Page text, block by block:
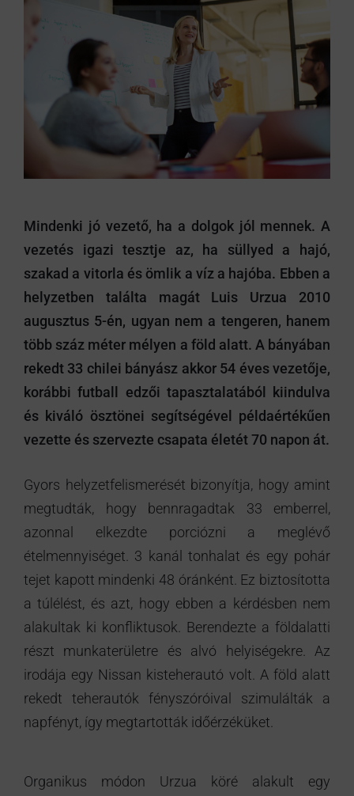
Mindenki jó vezető, ha a dolgok jól mennek. A
vezetés igazi tesztje az, ha süllyed a hajó,
szakad a vitorla és ömlik a víz a hajóba. Ebben a
helyzetben találta magát Luis Urzua 2010
augusztus 5-én, ugyan nem a tengeren, hanem
több száz méter mélyen a föld alatt. A bányában
rekedt 33 chilei bányász akkor 54 éves vezetője,
korábbi futball edzői tapasztalatából kiindulva
és kiváló ösztönei segítségével példaértékűen
vezette és szervezte csapata életét 70 napon át.
Gyors helyzetfelismerését bizonyítja, hogy amint
megtudták, hogy bennragadtak 33 emberrel,
azonnal elkezdte porciózni a meglévő
ételmennyiséget. 3 kanál tonhalat és egy pohár
tejet kapott mindenki 48 óránként. Ez biztosította
a túlélést, és azt, hogy ebben a kérdésben nem
alakultak ki konfliktusok. Berendezte a földalatti
részt munkaterületre és alvó helyiségekre. Az
irodája egy Nissan kisteherautó volt. A föld alatt
rekedt teherautók fényszóróival szimulálták a
napfényt, így megtartották időérzéküket.
Organikus módon Urzua köré alakult egy